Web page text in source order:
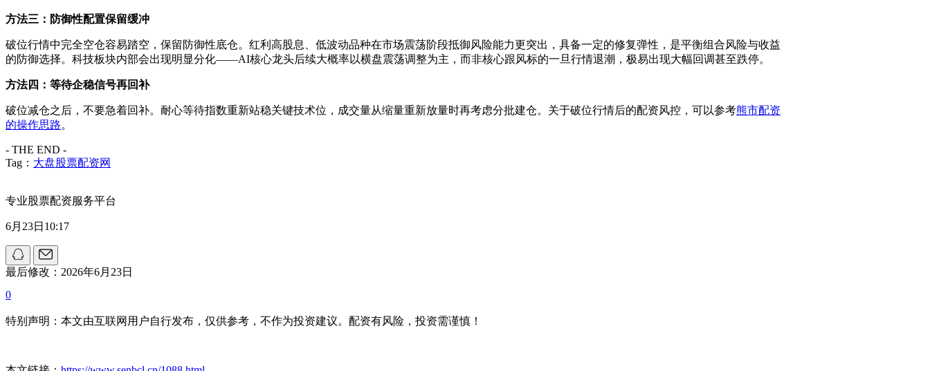
方法三：防御性配置保留缓冲
破位行情中完全空仓容易踏空，保留防御性底仓。红利高股息、低波动品种在市场震荡阶段抵御风险能力更突出，具备一定的修复弹性，是平衡组合风险与收益
的防御选择。科技板块内部会出现明显分化——AI核心龙头后续大概率以横盘震荡调整为主，而非核心跟风标的一旦行情退潮，极易出现大幅回调甚至跌停。
方法四：等待企稳信号再回补
破位减仓之后，不要急着回补。耐心等待指数重新站稳关键技术位，成交量从缩量重新放量时再考虑分批建仓。关于破位行情后的配资风控，可以参考熊市配资
的操作思路。
- THE END -
Tag： 大盘股票配资网
专业股票配资服务平台
6月23日10:17
最后修改：2026年6月23日
0
特别声明：本文由互联网用户自行发布，仅供参考，不作为投资建议。配资有风险，投资需谨慎！